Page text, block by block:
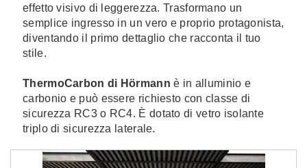
effetto visivo di leggerezza. Trasformano un
semplice ingresso in un vero e proprio protagonista,
diventando il primo dettaglio che racconta il tuo
stile.
ThermoCarbon di Hörmann è in alluminio e
carbonio e può essere richiesto con classe di
sicurezza RC3 o RC4. È dotato di vetro isolante
triplo di sicurezza laterale.